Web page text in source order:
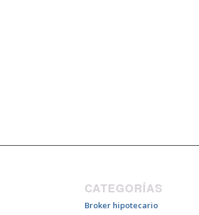
CATEGORÍAS
Broker hipotecario